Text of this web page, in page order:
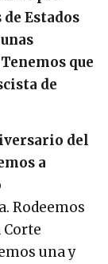
Estados
que
de
del
a
Rodeemos
una y